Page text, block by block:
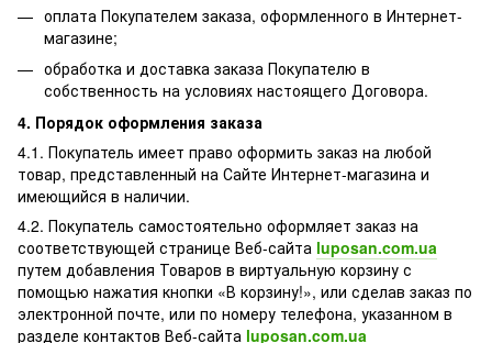
оплата Покупателем заказа, оформленного в Интернет-
магазине;
обработка и доставка заказа Покупателю в
собственность на условиях настоящего Договора.
4. Порядок оформления заказа
4.1. Покупатель имеет право оформить заказ на любой
товар, представленный на Сайте Интернет-магазина и
имеющийся в наличии.
4.2. Покупатель самостоятельно оформляет заказ на
соответствующей странице Веб-сайта luposan.com.ua
путем добавления Товаров в виртуальную корзину с
помощью нажатия кнопки «В корзину!», или сделав заказ по
электронной почте, или по номеру телефона, указанном в
разделе контактов Веб-сайта luposan.com.ua